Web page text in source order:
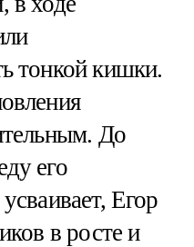
тонкой кишки.
До
его
Егор
в росте и